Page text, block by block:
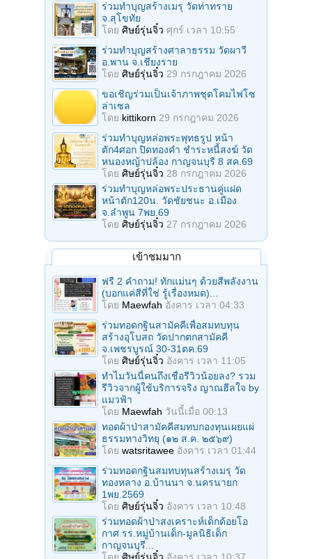
ร่วมทําบุญสร้างเมรุ วัดท่าทราย
จ.สุโขทัย
โดย ศิษย์รุ่นจิ๋ว ศุกร์ เวลา 10:55
ร่วมทําบุญสร้างศาลาธรรม วัดผาวี
อ.พาน จ.เชียงราย
โดย ศิษย์รุ่นจิ๋ว 29 กรกฎาคม 2026
ขอเชิญร่วมเป็นเจ้าภาพชุดโคมไฟโซ
ล่าเซล
โดย kittikorn 29 กรกฎาคม 2026
ร่วมทําบุญหล่อพระพุทธรูป หน้า
ตัก4ศอก ปิดทองคํา ชําระหนี้สงฆ์ วัด
หนองหญ้าปล้อง กาญจนบุรี 8 สค.69
โดย ศิษย์รุ่นจิ๋ว 28 กรกฎาคม 2026
ร่วมทําบุญหล่อพระประธานคู่แฝด
หน้าตัก120น. วัดชัยชนะ อ.เมือง
จ.ลำพูน 7พย.69
โดย ศิษย์รุ่นจิ๋ว 27 กรกฎาคม 2026
เข้าชมมาก
ฟรี 2 คำถาม! ทักแม่นๆ ด้วยสีพลังงาน
(บอกแค่สีที่ใช่ รู้เรื่องหมด)...
โดย Maewfah อังคาร เวลา 04:33
ร่วมทอดกฐินสามัคคีเพื่อสมทบทุน
สร้างอุโบสถ วัดปากตกสามัคคี
จ.เพชรบูรณ์ 30-31ตค.69
โดย ศิษย์รุ่นจิ๋ว อังคาร เวลา 11:05
ทำไมวันนี้คนถึงเชื่อรีวิวน้อยลง? รวม
รีวิวจากผู้ใช้บริการจริง ญาณฮีลใจ by
แมวฟ้า
โดย Maewfah วันนี้เมื่อ 00:13
ทอดผ้าป่าสามัคคีสมทบกองทุนเผยแผ่
ธรรมทางวิทยุ (๑๒ ส.ค. ๒๕๖๙)
โดย watsritawee อังคาร เวลา 01:44
ร่วมทอดกฐินสมทบทุนสร้างเมรุ วัด
ทองหลาง อ.บ้านนา จ.นครนายก
1พย.2569
โดย ศิษย์รุ่นจิ๋ว อังคาร เวลา 10:48
ร่วมทอดผ้าป่าสงเคราะห์เด็กด้อยโอ
กาศ รร.หมู่บ้านเด็ก-มูลนิธิเด็ก
กาญจนบุรี...